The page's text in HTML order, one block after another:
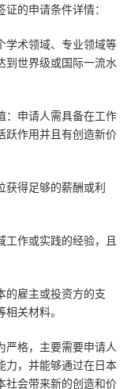
的申请条件详情：
学术领域、专业领域等
到世界级或国际一流水
：申请人需具备在工作
跃作用并且有创造新价
得足够的薪酬或利
工作或实践的经验，且
的雇主或投资方的支
关材料。
严格，主要需要申请人
力，并能够通过在日本
社会带来新的创造和价